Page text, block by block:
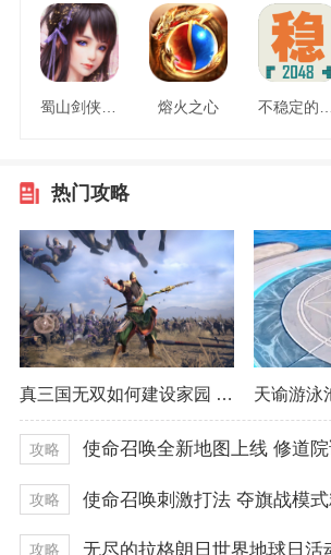
蜀山剑侠情缘 熔火之心 不稳定的2048
热门攻略
真三国无双如何建设家园 最佳建设方式推荐
攻略 使命召唤全新地图上线 修道
攻略 使命召唤刺激打法 夺旗战模
攻略